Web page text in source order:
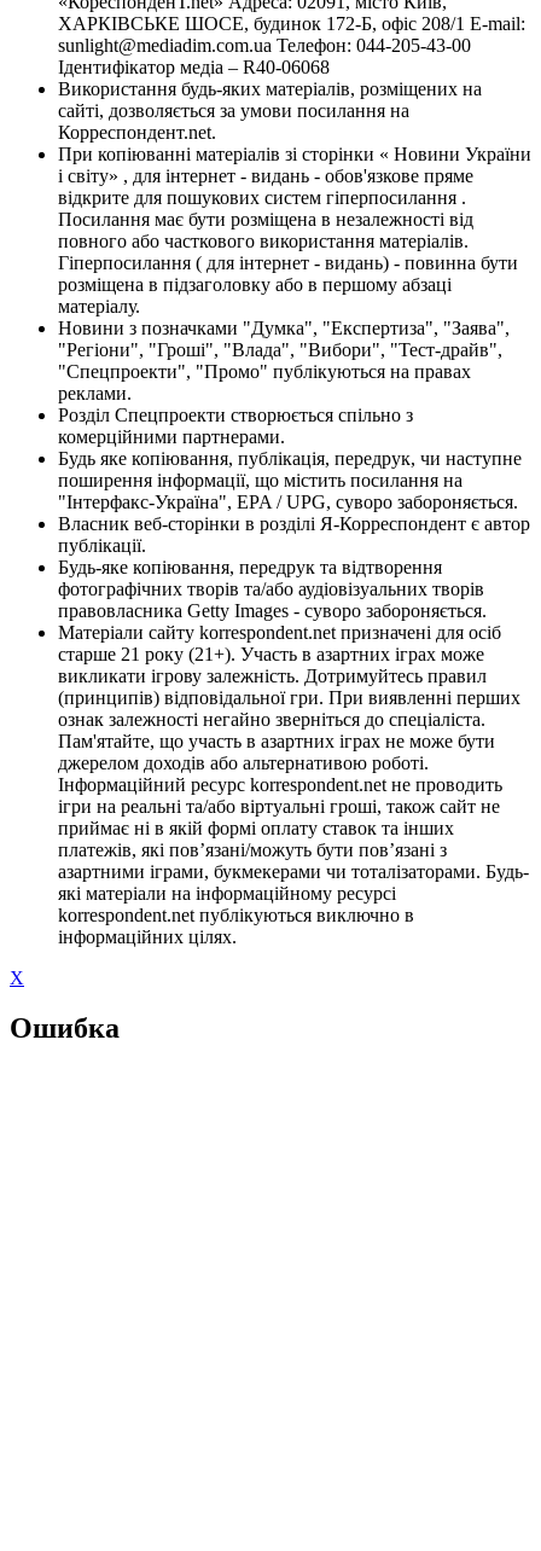
ХАРКІВСЬКЕ ШОСЕ, будинок 172-Б, офіс 208/1 E-mail:
sunlight@mediadim.com.ua Телефон: 044-205-43-00
Ідентифікатор медіа – R40-06068
Використання будь-яких матеріалів, розміщених на
сайті, дозволяється за умови посилання на
Корреспондент.net.
При копіюванні матеріалів зі сторінки « Новини України
і світу» , для інтернет - видань - обов'язкове пряме
відкрите для пошукових систем гіперпосилання .
Посилання має бути розміщена в незалежності від
повного або часткового використання матеріалів.
Гіперпосилання ( для інтернет - видань) - повинна бути
розміщена в підзаголовку або в першому абзаці
матеріалу.
Новини з позначками "Думка", "Експертиза", "Заява",
"Регіони", "Гроші", "Влада", "Вибори", "Тест-драйв",
"Спецпроекти", "Промо" публікуються на правах
реклами.
Розділ Спецпроекти створюється спільно з
комерційними партнерами.
Будь яке копіювання, публікація, передрук, чи наступне
поширення інформації, що містить посилання на
"Інтерфакс-Україна", EPA / UPG, суворо забороняється.
Власник веб-сторінки в розділі Я-Корреспондент є автор
публікації.
Будь-яке копіювання, передрук та відтворення
фотографічних творів та/або аудіовізуальних творів
правовласника Getty Images - суворо забороняється.
Матеріали сайту korrespondent.net призначені для осіб
старше 21 року (21+). Участь в азартних іграх може
викликати ігрову залежність. Дотримуйтесь правил
(принципів) відповідальної гри. При виявленні перших
ознак залежності негайно зверніться до спеціаліста.
Пам'ятайте, що участь в азартних іграх не може бути
джерелом доходів або альтернативою роботі.
Інформаційний ресурс korrespondent.net не проводить
ігри на реальні та/або віртуальні гроші, також сайт не
приймає ні в якій формі оплату ставок та інших
платежів, які пов’язані/можуть бути пов’язані з
азартними іграми, букмекерами чи тоталізаторами. Будь-
які матеріали на інформаційному ресурсі
korrespondent.net публікуються виключно в
інформаційних цілях.
X
Ошибка